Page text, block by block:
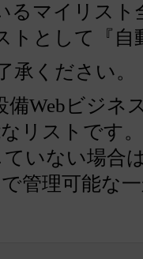
るマイリスト
トとして『
承ください。
Webビジネ
リストです。
いない場合
管理可能な